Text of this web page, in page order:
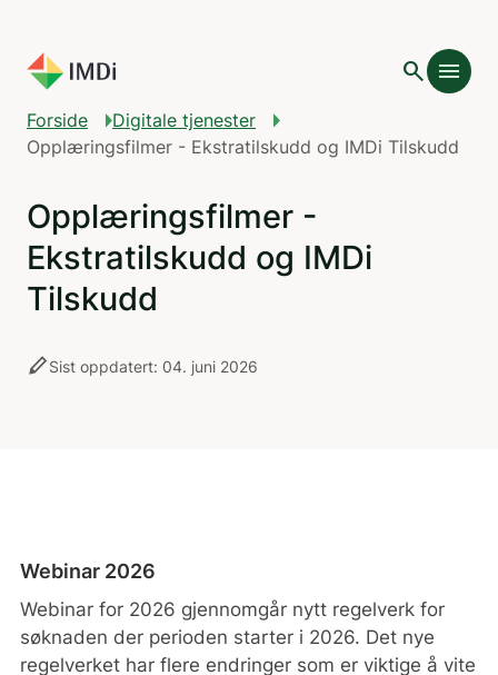
search menu
Forside
Digitale tjenester
Opplæringsfilmer - Ekstratilskudd og IMDi Tilskudd
Opplæringsfilmer -
Ekstratilskudd og IMDi
Tilskudd
stylusSist oppdatert: 04. juni 2026
add
Webinar 2026
Webinar for 2026 gjennomgår nytt regelverk for
søknaden der perioden starter i 2026. Det nye
regelverket har flere endringer som er viktige å vite